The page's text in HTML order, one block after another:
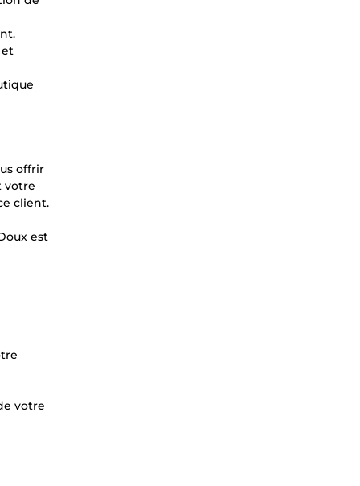
et
offrir
votre
client.
est
votre